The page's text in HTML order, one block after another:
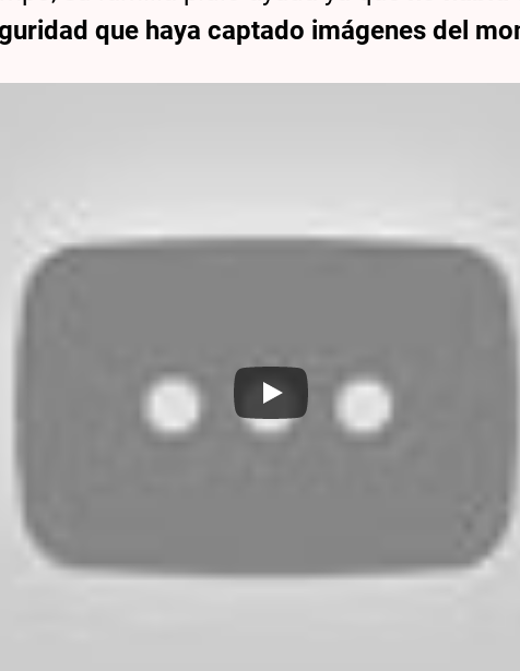
que haya captado imágenes del